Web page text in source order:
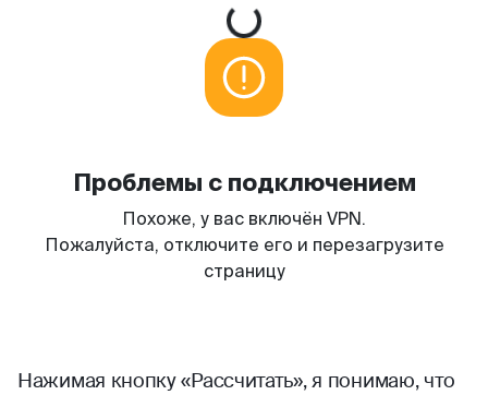
Нажимая кнопку «Рассчитать», я понимаю, что